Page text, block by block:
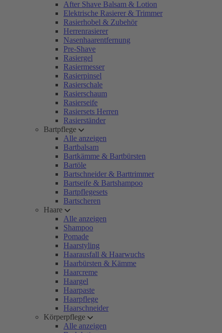
After Shave Balsam & Lotion
Elektrische Rasierer & Trimmer
Rasierhobel & Zubehör
Herrenrasierer
Nasenhaarentfernung
Pre-Shave
Rasiergel
Rasiermesser
Rasierpinsel
Rasierschale
Rasierschaum
Rasierseife
Rasiersets Herren
Rasierständer
Bartpflege
Alle anzeigen
Bartbalsam
Bartkämme & Bartbürsten
Bartöle
Bartschneider & Barttrimmer
Bartseife & Bartshampoo
Bartpflegesets
Bartscheren
Haare
Alle anzeigen
Shampoo
Pomade
Haarstyling
Haarausfall & Haarwuchs
Haarbürsten & Kämme
Haarcreme
Haargel
Haarpaste
Haarpflege
Haarschneider
Körperpflege
Alle anzeigen